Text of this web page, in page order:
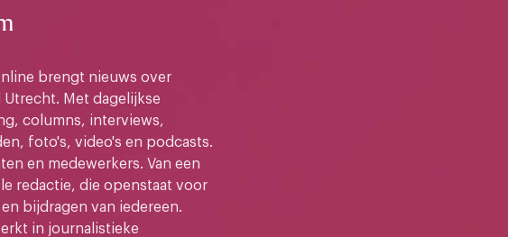
brengt nieuws over
Utrecht. Met dagelijkse
columns, interviews,
foto's, video's en podcasts.
en medewerkers. Van een
redactie, die openstaat voor
bijdragen van iedereen.
in journalistieke